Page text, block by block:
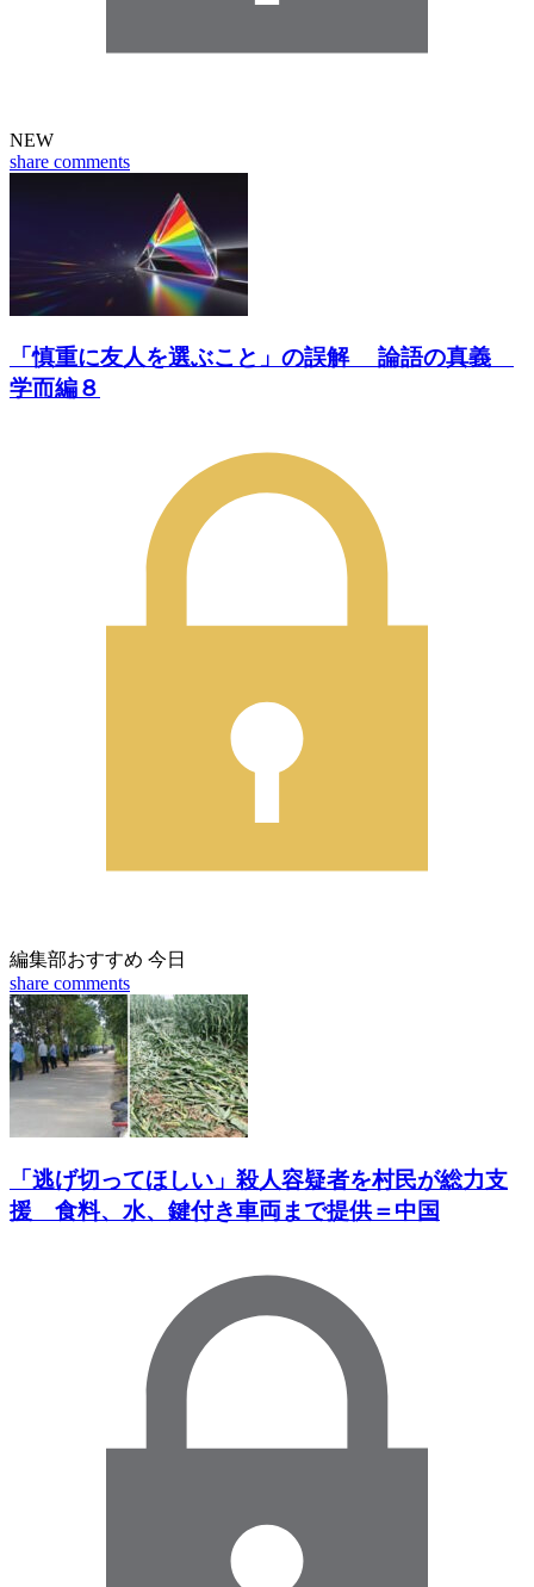
NEW
share comments
「慎重に友人を選ぶこと」の誤解 論語の真義
学而編８
編集部おすすめ 今日
share comments
「逃げ切ってほしい」殺人容疑者を村民が総力支
援 食料、水、鍵付き車両まで提供＝中国